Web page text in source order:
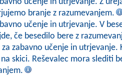
branje z razumevanjem.
učenje in utrjevanje. V
če besedilo bere z
zabavno učenje in utrjevanje.
skici. Reševalec mora slediti